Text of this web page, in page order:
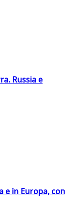
Russia e
e in Europa, con